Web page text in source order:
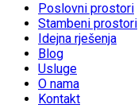
Poslovni prostori
Stambeni prostori
Idejna rješenja
Blog
Usluge
O nama
Kontakt